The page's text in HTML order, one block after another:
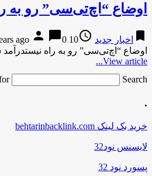
اوضاع “اچ‌تی‌سی” رو به
bookmark اخبار جدید access_time
10 years ago
person chat_bubble0
اوضاع “اچ‌تی‌سی” رو به راه نیستدرآمد سه ماهه
View article...
Search …
.
خرید بک لینک behtarinbacklink.com
لایسنس نود32
پسورد نود 32